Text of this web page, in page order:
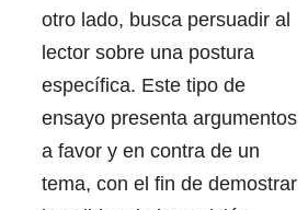
otro lado, busca persuadir al
lector sobre una postura
específica. Este tipo de
ensayo presenta argumentos
a favor y en contra de un
tema, con el fin de demostrar